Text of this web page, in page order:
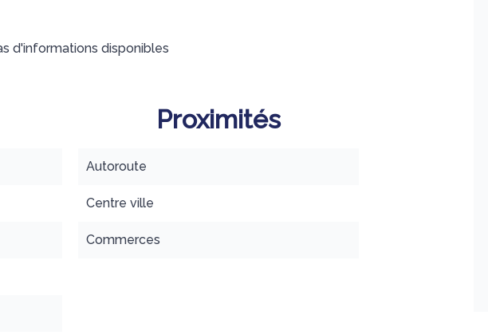
d'informations disponibles
Proximités
Autoroute
Centre ville
Commerces